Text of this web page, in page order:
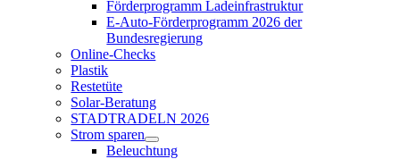
Förderprogramm Ladeinfrastruktur
E-Auto-Förderprogramm 2026 der
Bundesregierung
Online-Checks
Plastik
Restetüte
Solar-Beratung
STADTRADELN 2026
Strom sparen
Beleuchtung